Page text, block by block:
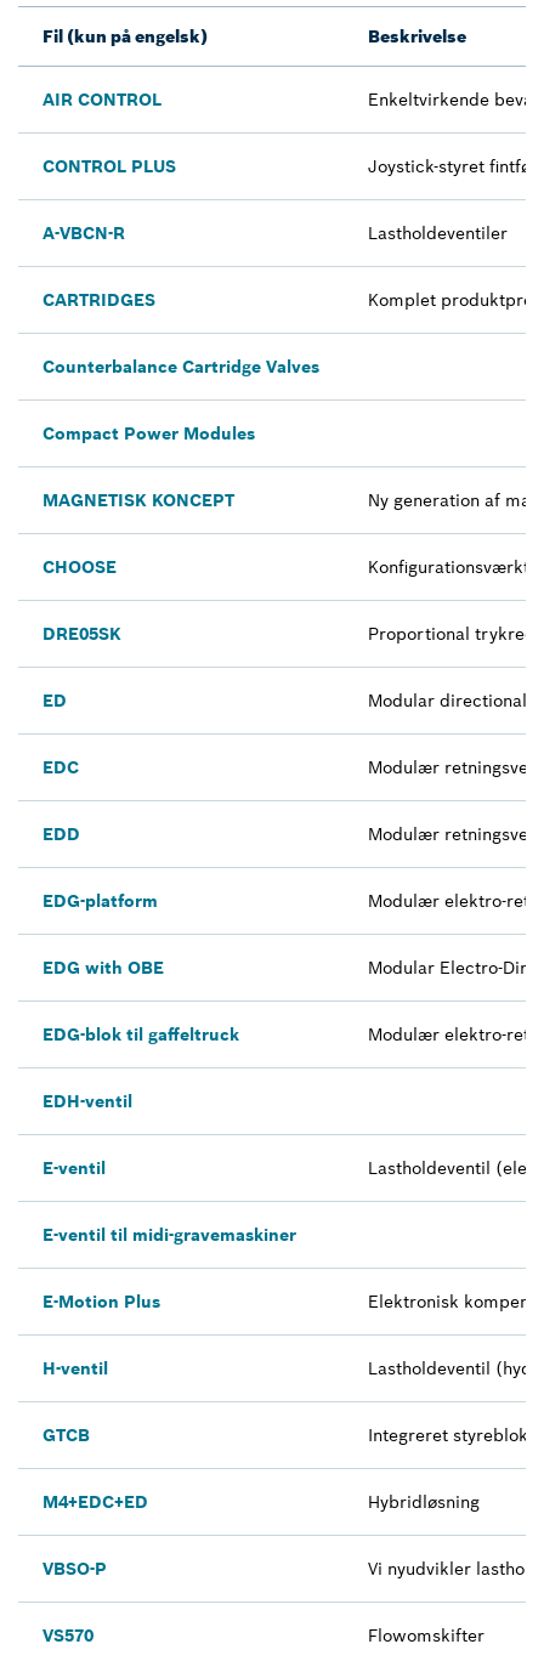
Fil (kun på engelsk) Beskrivelse
AIR CONTROL Enkeltvirkende
CONTROL PLUS Joystick-styret
A-VBCN-R Lastholdeventiler
CARTRIDGES Komplet
Counterbalance Cartridge Valves
Compact Power Modules
MAGNETISK KONCEPT Ny generation af
CHOOSE
DRE05SK Proportional
ED Modular directional
EDC Modulær
EDD Modulær
EDG-platform Modulær elektro-
EDG with OBE Modular Electro-
EDG-blok til gaffeltruck Modulær elektro-
EDH-ventil
E-ventil Lastholdeventil
E-ventil til midi-gravemaskiner
E-Motion Plus Elektronisk
H-ventil Lastholdeventil
GTCB Integreret styreblok
M4+EDC+ED Hybridløsning
VBSO-P Vi nyudvikler
VS570 Flowomskifter